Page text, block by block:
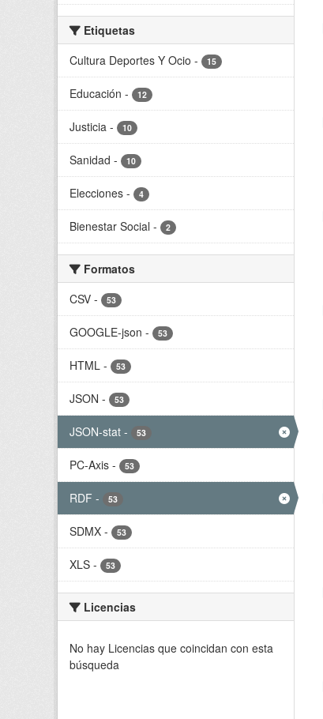
Etiquetas
Cultura Deportes Y Ocio - 15
Educación - 12
Justicia - 10
Sanidad - 10
Elecciones - 4
Bienestar Social - 2
Formatos
CSV - 53
GOOGLE-json - 53
HTML - 53
JSON - 53
JSON-stat - 53
PC-Axis - 53
RDF - 53
SDMX - 53
XLS - 53
Licencias
No hay Licencias que coincidan con esta
búsqueda